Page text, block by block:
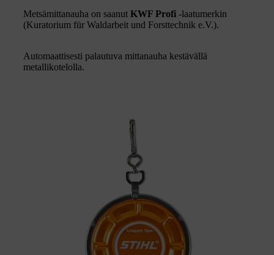
Metsämittanauha on saanut KWF Profi -laatumerkin
(Kuratorium für Waldarbeit und Forsttechnik e.V.).
Automaattisesti palautuva mittanauha kestävällä
metallikotelolla.